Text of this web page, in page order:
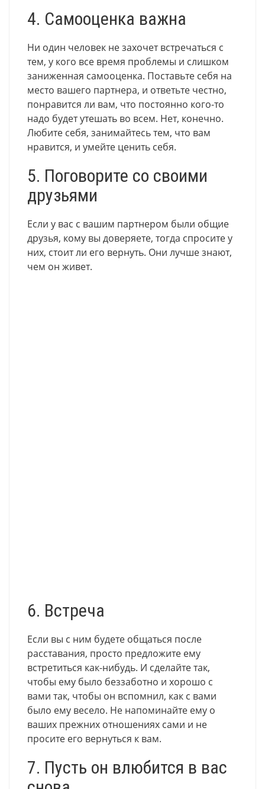
4. Самооценка важна
Ни один человек не захочет встречаться с
тем, у кого все время проблемы и слишком
заниженная самооценка. Поставьте себя на
место вашего партнера, и ответьте честно,
понравится ли вам, что постоянно кого-то
надо будет утешать во всем. Нет, конечно.
Любите себя, занимайтесь тем, что вам
нравится, и умейте ценить себя.
5. Поговорите со своими
друзьями
Если у вас с вашим партнером были общие
друзья, кому вы доверяете, тогда спросите у
них, стоит ли его вернуть. Они лучше знают,
чем он живет.
6. Встреча
Если вы с ним будете общаться после
расставания, просто предложите ему
встретиться как-нибудь. И сделайте так,
чтобы ему было беззаботно и хорошо с
вами так, чтобы он вспомнил, как с вами
было ему весело. Не напоминайте ему о
ваших прежних отношениях сами и не
просите его вернуться к вам.
7. Пусть он влюбится в вас